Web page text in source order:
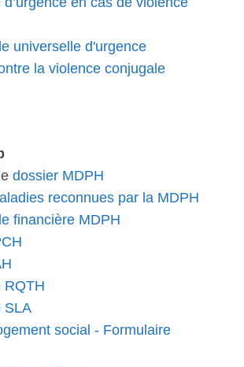
universelle d'urgence
la violence conjugale
dossier MDPH
reconnues par la MDPH
financière MDPH
RQTH
SLA
social - Formulaire